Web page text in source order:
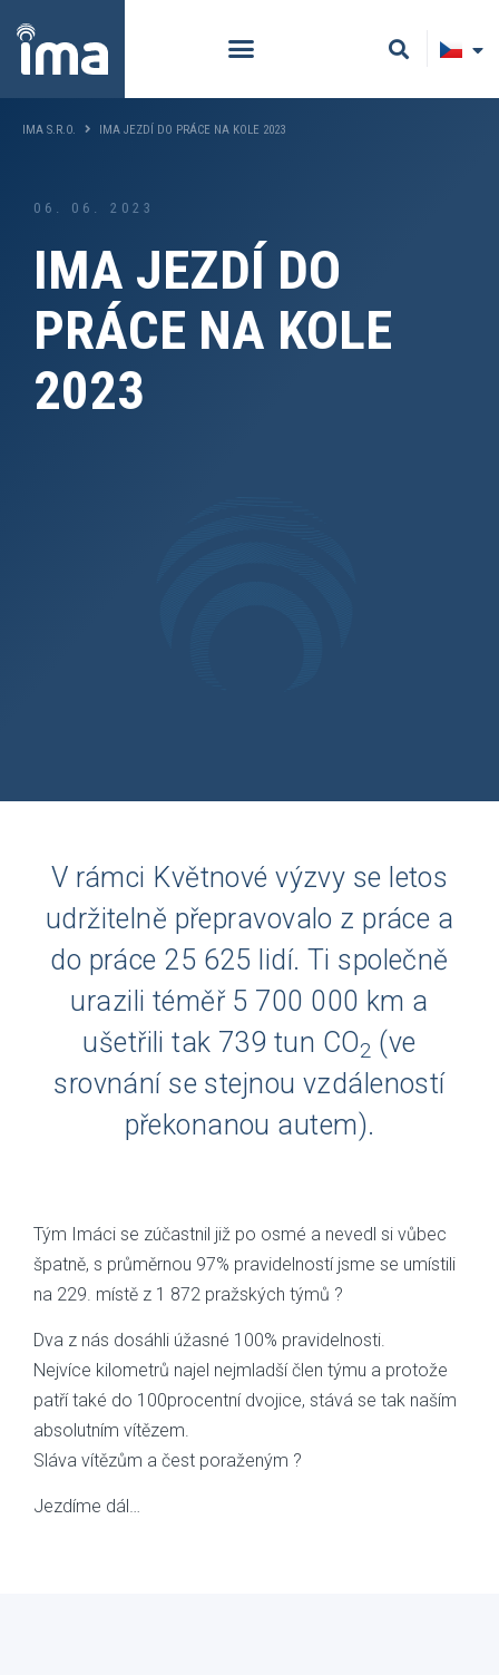
IMA S.R.O. IMA JEZDÍ DO PRÁCE NA KOLE 2023
06. 06. 2023
IMA JEZDÍ DO
PRÁCE NA KOLE
2023
V rámci Květnové výzvy se letos
udržitelně přepravovalo z práce a
do práce 25 625 lidí. Ti společně
urazili téměř 5 700 000 km a
ušetřili tak 739 tun CO2 (ve
srovnání se stejnou vzdáleností
překonanou autem).
Tým Imáci se zúčastnil již po osmé a nevedl si vůbec
špatně, s průměrnou 97% pravidelností jsme se umístili
na 229. místě z 1 872 pražských týmů ?
Dva z nás dosáhli úžasné 100% pravidelnosti.
Nejvíce kilometrů najel nejmladší člen týmu a protože
patří také do 100procentní dvojice, stává se tak naším
absolutním vítězem.
Sláva vítězům a čest poraženým ?
Jezdíme dál…